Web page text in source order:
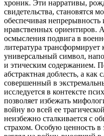
хроник. Эти нарративы,
свидетельства, становятся
обеспечивая непрерывность
нравственных ориентиров.
осмысления подвига в
литература
универсальный символ,
и этическим содержанием.
абстрактная доблесть, а
совершенный в
исследуется в контексте
позволяет избежать
войну во всей ее
неизбежно сталкивается с
страхом. Особую ценность в